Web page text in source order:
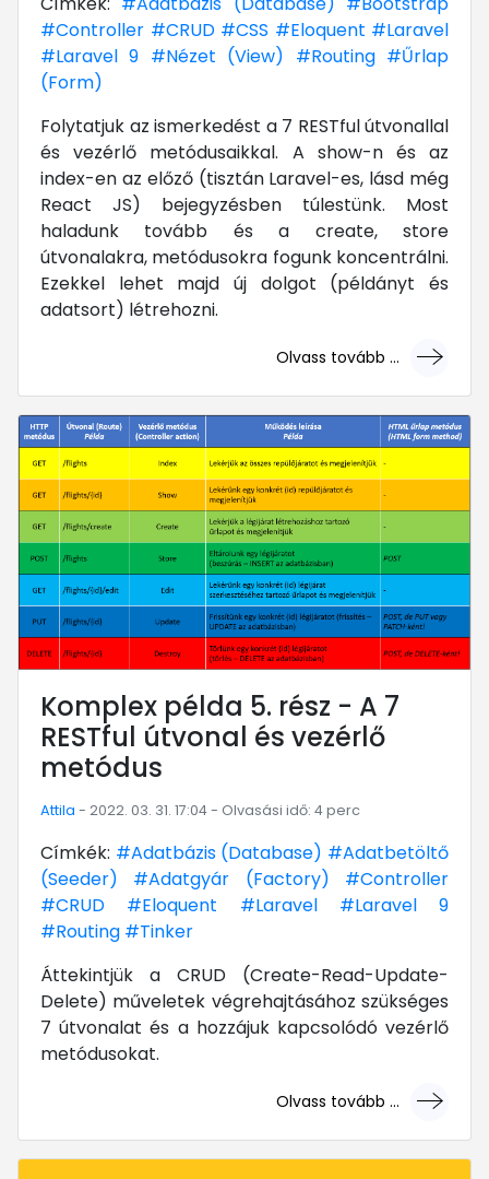
#Controller #CRUD #CSS #Eloquent #Laravel
#Laravel 9 #Nézet (View) #Routing #Űrlap
(Form)
Folytatjuk az ismerkedést a 7 RESTful útvonallal
és vezérlő metódusaikkal. A show-n és az
index-en az előző (tisztán Laravel-es, lásd még
React JS) bejegyzésben túlestünk. Most
haladunk tovább és a create, store
útvonalakra, metódusokra fogunk koncentrálni.
Ezekkel lehet majd új dolgot (példányt és
adatsort) létrehozni.
Olvass tovább ...
... mert megéri!
Komplex példa 5. rész - A 7
RESTful útvonal és vezérlő
metódus
Attila - 2022. 03. 31. 17:04 - Olvasási idő: 4 perc
Címkék: #Adatbázis (Database) #Adatbetöltő
(Seeder)
#Adatgyár (Factory)
#Controller
#CRUD
#Eloquent #Laravel
#Laravel 9
#Routing #Tinker
Áttekintjük a CRUD (Create-Read-Update-
Delete) műveletek végrehajtásához szükséges
7 útvonalat és a hozzájuk kapcsolódó vezérlő
metódusokat.
Olvass tovább ...
... mert megéri!